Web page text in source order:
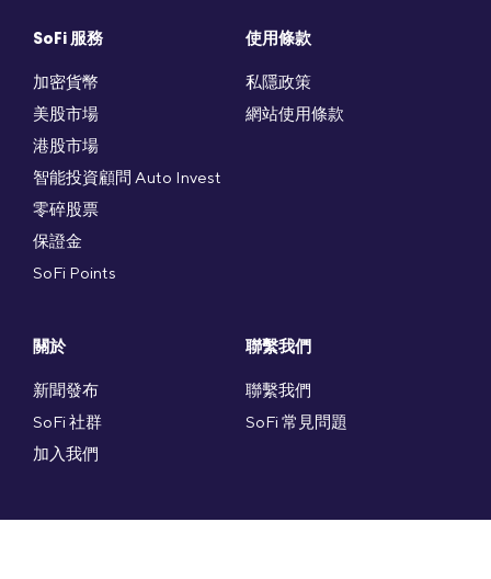
SoFi 服務
加密貨幣
美股市場
港股市場
智能投資顧問 Auto Invest
零碎股票
保證金
SoFi Points
使用條款
私隱政策
網站使用條款
關於
新聞發布
SoFi 社群
加入我們
聯繫我們
聯繫我們
SoFi 常見問題